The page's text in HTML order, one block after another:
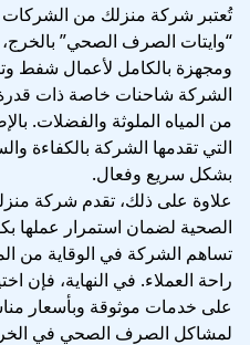
تُعتبر شركة منزلك من الشركات
“وايتات الصرف الصحي”
ومجهزة بالكامل لأعمال شفط
الشركة شاحنات خاصة ذات قدرة
من المياه الملوثة والفضلات.
التي تقدمها الشركة بالكفاءة
بشكل سريع وفعال.
علاوة على ذلك، تقدم شركة
الصحية لضمان استمرار عملها
تساهم الشركة في الوقاية من
راحة العملاء. في النهاية، فإن
على خدمات موثوقة وبأسعار
لمشاكل الصرف الصحي في